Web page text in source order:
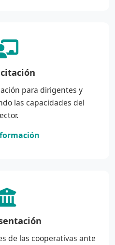
para dirigentes y
las capacidades del
de las cooperativas ante